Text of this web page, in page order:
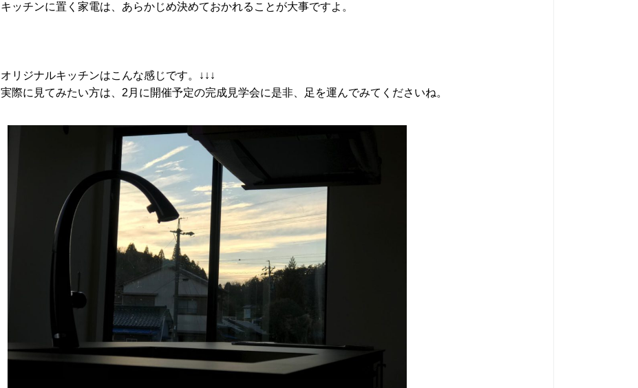
キッチンに置く家電は、あらかじめ決めておかれることが大事ですよ。
オリジナルキッチンはこんな感じです。↓↓↓
実際に見てみたい方は、2月に開催予定の完成見学会に是非、足を運んでみてくださいね。